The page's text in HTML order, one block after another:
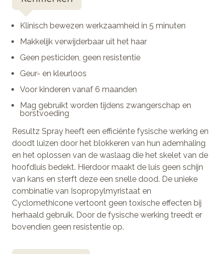
Klinisch bewezen werkzaamheid in 5 minuten
Makkelijk verwijderbaar uit het haar
Geen pesticiden, geen resistentie
Geur- en kleurloos
Voor kinderen vanaf 6 maanden
Mag gebruikt worden tijdens zwangerschap en
borstvoeding
Resultz Spray heeft een efficiënte fysische werking en
doodt luizen door het blokkeren van hun ademhaling
en het oplossen van de waslaag die het skelet van de
hoofdluis bedekt. Hierdoor maakt de luis geen schijn
van kans en sterft deze een snelle dood. De unieke
combinatie van Isopropylmyristaat en
Cyclomethicone vertoont geen toxische effecten bij
herhaald gebruik. Door de fysische werking treedt er
bovendien geen resistentie op.